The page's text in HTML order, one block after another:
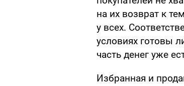
на их возврат к
у всех.
условиях готовы
часть денег уже
Избранная и